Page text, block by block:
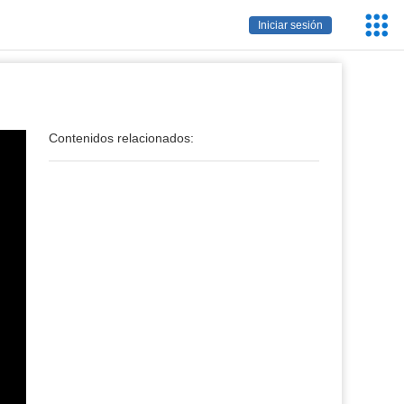
Iniciar sesión
Contenidos relacionados: